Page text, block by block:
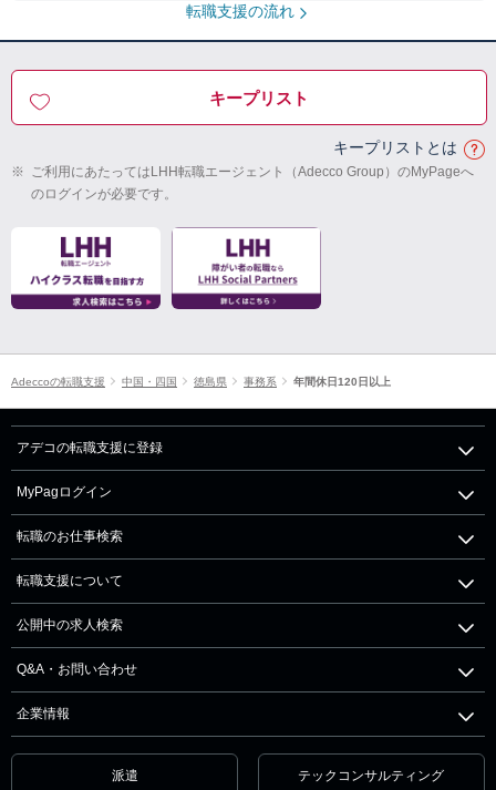
転職支援の流れ
キープリスト
キープリストとは
※ ご利用にあたってはLHH転職エージェント（Adecco Group）のMyPageへ
のログインが必要です。
Adeccoの転職支援 中国・四国 徳島県 事務系 年間休日120日以上
アデコの転職支援に登録
MyPagログイン
転職のお仕事検索
転職支援について
公開中の求人検索
Q&A・お問い合わせ
企業情報
派遣 テックコンサルティング